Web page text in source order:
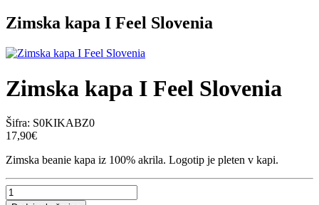
Zimska kapa I Feel Slovenia
Zimska kapa I Feel Slovenia
Šifra: S0KIKABZ0
17,90€
Zimska beanie kapa iz 100% akrila. Logotip je pleten v kapi.